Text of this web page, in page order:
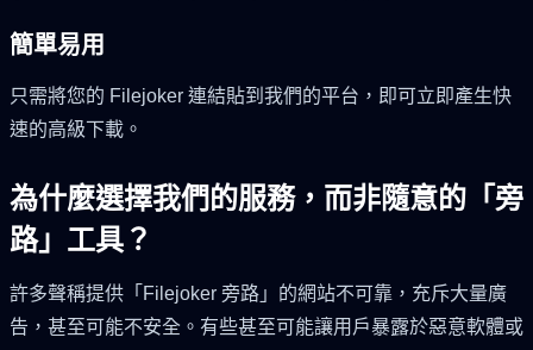
簡單易用
只需將您的 Filejoker 連結貼到我們的平台，即可立即產生快
速的高級下載。
為什麼選擇我們的服務，而非隨意的「旁
路」工具？
許多聲稱提供「Filejoker 旁路」的網站不可靠，充斥大量廣
告，甚至可能不安全。有些甚至可能讓用戶暴露於惡意軟體或